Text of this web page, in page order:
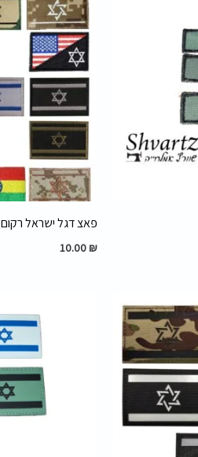
פאצ דגל ישראל רקום
10.00 ₪